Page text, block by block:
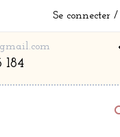
Se connecter
184